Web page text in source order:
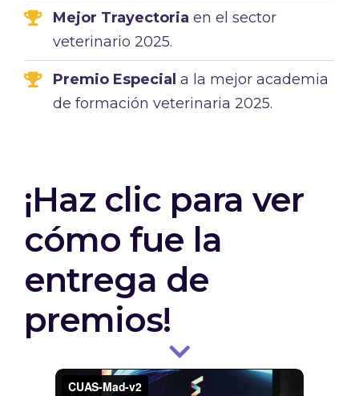
Mejor Trayectoria en el sector
veterinario 2025.
Premio Especial a la mejor academia
de formación veterinaria 2025.
¡Haz clic para ver
cómo fue la
entrega de
premios!